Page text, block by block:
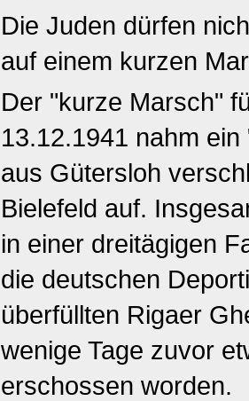
Die Juden dürfen
auf einem kurzen
Der "kurze Marsch"
13.12.1941 nahm
aus Gütersloh
Bielefeld auf.
in einer dreitägigen
die deutschen
überfüllten Rigaer
wenige Tage zuvor
erschossen worden.